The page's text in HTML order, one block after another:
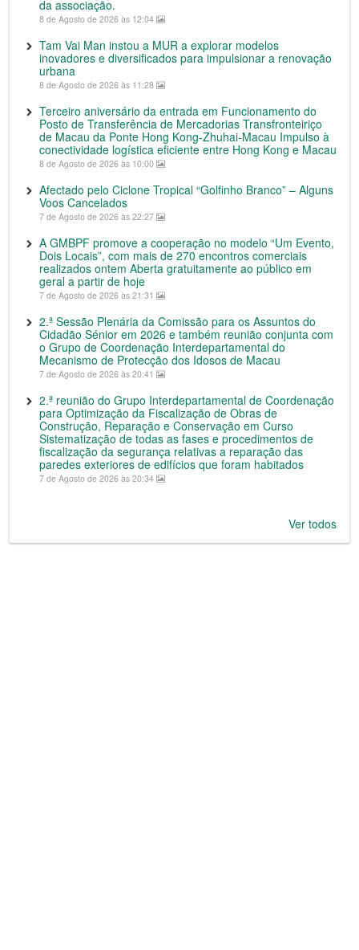
da associação.
8 de Agosto de 2026 às 12:04
Tam Vai Man instou a MUR a explorar modelos
inovadores e diversificados para impulsionar a renovação
urbana
8 de Agosto de 2026 às 11:28
Terceiro aniversário da entrada em Funcionamento do
Posto de Transferência de Mercadorias Transfronteiriço
de Macau da Ponte Hong Kong-Zhuhai-Macau Impulso à
conectividade logística eficiente entre Hong Kong e Macau
8 de Agosto de 2026 às 10:00
Afectado pelo Ciclone Tropical “Golfinho Branco” – Alguns
Voos Cancelados
7 de Agosto de 2026 às 22:27
A GMBPF promove a cooperação no modelo “Um Evento,
Dois Locais”, com mais de 270 encontros comerciais
realizados ontem Aberta gratuitamente ao público em
geral a partir de hoje
7 de Agosto de 2026 às 21:31
2.ª Sessão Plenária da Comissão para os Assuntos do
Cidadão Sénior em 2026 e também reunião conjunta com
o Grupo de Coordenação Interdepartamental do
Mecanismo de Protecção dos Idosos de Macau
7 de Agosto de 2026 às 20:41
2.ª reunião do Grupo Interdepartamental de Coordenação
para Optimização da Fiscalização de Obras de
Construção, Reparação e Conservação em Curso
Sistematização de todas as fases e procedimentos de
fiscalização da segurança relativas a reparação das
paredes exteriores de edifícios que foram habitados
7 de Agosto de 2026 às 20:34
Ver todos